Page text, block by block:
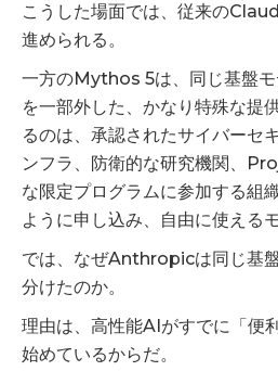
こうした場面では、従来の
進められる。
一方のMythos 5は、同じ基盤
を一部外した、かなり特殊な提
るのは、承認されたサイバーセ
ンフラ、防衛的な研究機関、
な限定プログラムに参加する組
ように申し込み、自由に使える
では、なぜAnthropicは同じ基
分けたのか。
理由は、高性能AIがすでに「便
始めているからだ。